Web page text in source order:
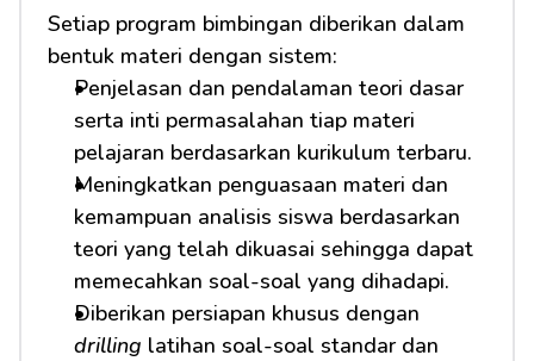
Setiap program bimbingan diberikan dalam
bentuk materi dengan sistem:
Penjelasan dan pendalaman teori dasar
serta inti permasalahan tiap materi
pelajaran berdasarkan kurikulum terbaru.
Meningkatkan penguasaan materi dan
kemampuan analisis siswa berdasarkan
teori yang telah dikuasai sehingga dapat
memecahkan soal-soal yang dihadapi.
drilling latihan soal-soal standar dan